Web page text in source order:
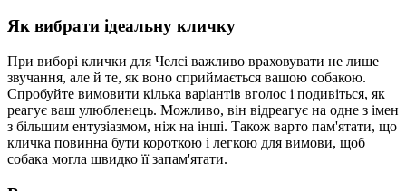
Як вибрати ідеальну кличку
При виборі клички для Челсі важливо враховувати не лише
звучання, але й те, як воно сприймається вашою собакою.
Спробуйте вимовити кілька варіантів вголос і подивіться, як
реагує ваш улюбленець. Можливо, він відреагує на одне з імен
з більшим ентузіазмом, ніж на інші. Також варто пам'ятати, що
кличка повинна бути короткою і легкою для вимови, щоб
собака могла швидко її запам'ятати.